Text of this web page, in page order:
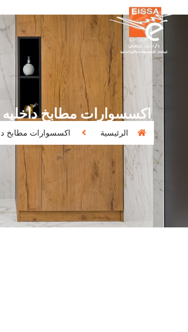
اكسسوارات مطابخ داخليه
الرئيسية اكسسوارات مطابخ